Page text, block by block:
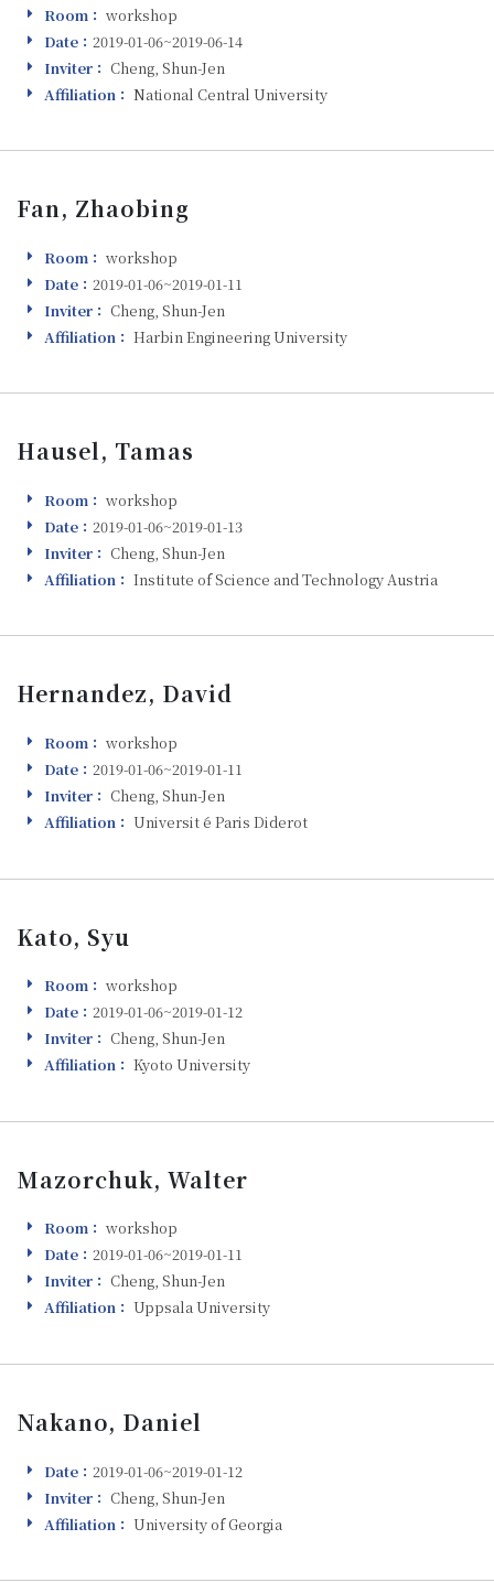
Room
Room： workshop
Visiting
Date： 2019-01-06~2019-06-14
Inviter
Inviter： Cheng, Shun-Jen
Affiliation
Affiliation： National Central University
Fan, Zhaobing
Room
Room： workshop
Visiting
Date： 2019-01-06~2019-01-11
Inviter
Inviter： Cheng, Shun-Jen
Affiliation
Affiliation： Harbin Engineering University
Hausel, Tamas
Room
Room： workshop
Visiting
Date： 2019-01-06~2019-01-13
Inviter
Inviter： Cheng, Shun-Jen
Affiliation
Affiliation： Institute of Science and Technology Austria
Hernandez, David
Room
Room： workshop
Visiting
Date： 2019-01-06~2019-01-11
Inviter
Inviter： Cheng, Shun-Jen
Affiliation
Affiliation： Universit ́e Paris Diderot
Kato, Syu
Room
Room： workshop
Visiting
Date： 2019-01-06~2019-01-12
Inviter
Inviter： Cheng, Shun-Jen
Affiliation
Affiliation： Kyoto University
Mazorchuk, Walter
Room
Room： workshop
Visiting
Date： 2019-01-06~2019-01-11
Inviter
Inviter： Cheng, Shun-Jen
Affiliation
Affiliation： Uppsala University
Nakano, Daniel
Visiting
Date： 2019-01-06~2019-01-12
Inviter
Inviter： Cheng, Shun-Jen
Affiliation
Affiliation： University of Georgia